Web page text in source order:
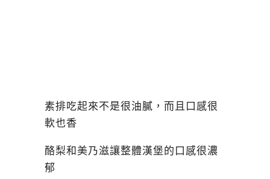
素排吃起來不是很油膩，而且口感很
軟也香
酪梨和美乃滋讓整體漢堡的口感很濃
郁